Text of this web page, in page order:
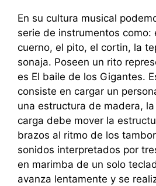
En su cultura musical
serie de instrumentos como:
cuerno, el pito, el cortin, la
sonaja. Poseen un rito
es El baile de los Gigantes.
consiste en cargar un
una estructura de madera,
carga debe mover la
brazos al ritmo de los
sonidos interpretados por
en marimba de un solo
avanza lentamente y se